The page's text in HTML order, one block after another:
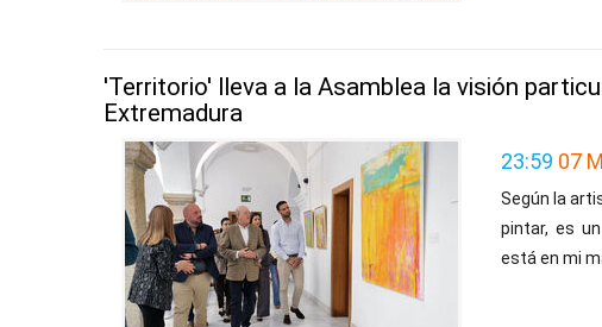
'Territorio' lleva a la Asamblea la visión
Extremadura
23:59 07
Según la
pintar, es
está en mi